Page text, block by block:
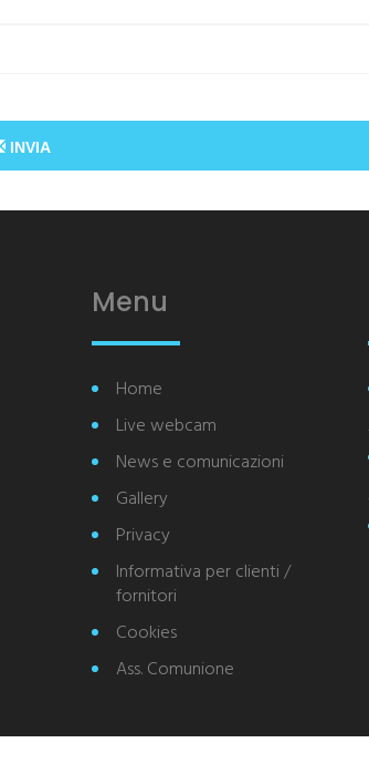
INVIA
Menu
Home
Live webcam
News e comunicazioni
Gallery
Privacy
Informativa per clienti /
fornitori
Cookies
Ass. Comunione